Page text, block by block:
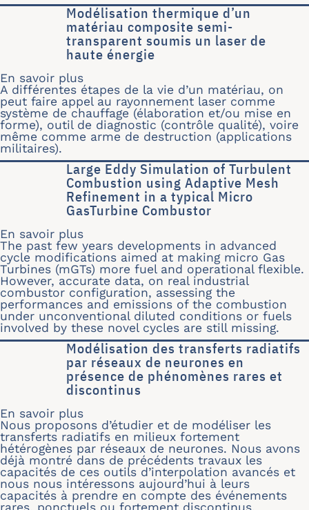
Modélisation thermique d’un
matériau composite semi-
transparent soumis un laser de
haute énergie
En savoir plus
A différentes étapes de la vie d’un matériau, on
peut faire appel au rayonnement laser comme
système de chauffage (élaboration et/ou mise en
forme), outil de diagnostic (contrôle qualité), voire
même comme arme de destruction (applications
militaires).
Large Eddy Simulation of Turbulent
Combustion using Adaptive Mesh
Refinement in a typical Micro
GasTurbine Combustor
En savoir plus
The past few years developments in advanced
cycle modifications aimed at making micro Gas
Turbines (mGTs) more fuel and operational flexible.
However, accurate data, on real industrial
combustor configuration, assessing the
performances and emissions of the combustion
under unconventional diluted conditions or fuels
involved by these novel cycles are still missing.
Modélisation des transferts radiatifs
par réseaux de neurones en
présence de phénomènes rares et
discontinus
En savoir plus
Nous proposons d’étudier et de modéliser les
transferts radiatifs en milieux fortement
hétérogènes par réseaux de neurones. Nous avons
déjà montré dans de précédents travaux les
capacités de ces outils d’interpolation avancés et
nous nous intéressons aujourd’hui à leurs
capacités à prendre en compte des événements
rares, ponctuels ou fortement discontinus.